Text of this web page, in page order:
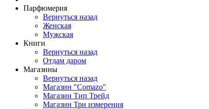
Парфюмерия
Вернуться назад
Женская
Мужская
Книги
Вернуться назад
Отдам даром
Магазины
Вернуться назад
Магазин "Comazo"
Магазин Тип Трейд
Магазин Три измерения